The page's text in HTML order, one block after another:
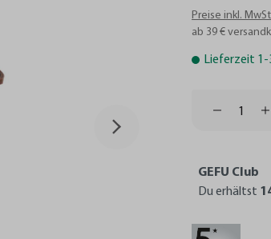
Preise inkl.
ab 39 €
Lieferzeit 1-
GEFU Club
Du erhältst